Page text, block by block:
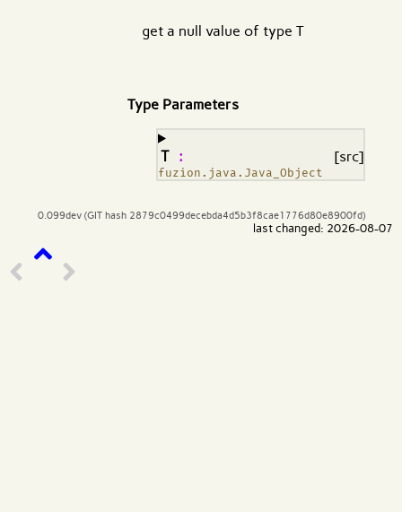
get a null value of type T
Type Parameters
T :
fuzion.java.Java_Object
¶ [src]
0.099dev (GIT hash 2879c0499decebda4d5b3f8cae1776d80e8900fd)
last changed: 2026-08-07